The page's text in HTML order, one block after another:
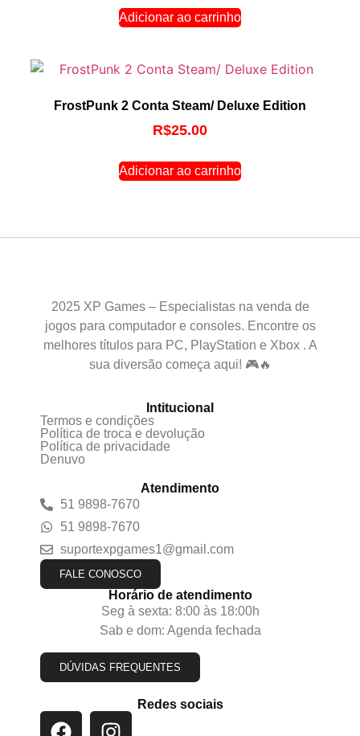
Adicionar ao carrinho
FrostPunk 2 Conta Steam/ Deluxe Edition
R$25.00
Adicionar ao carrinho
2025 XP Games – Especialistas na venda de
jogos para computador e consoles. Encontre os
melhores títulos para PC, PlayStation e Xbox . A
sua diversão começa aqui! 🎮🔥
Intitucional
Termos e condições
Política de troca e devolução
Política de privacidade
Denuvo
Atendimento
51 9898-7670
51 9898-7670
suportexpgames1@gmail.com
FALE CONOSCO
Horário de atendimento
Seg à sexta: 8:00 às 18:00h
Sab e dom: Agenda fechada
DÚVIDAS FREQUENTES
Redes sociais